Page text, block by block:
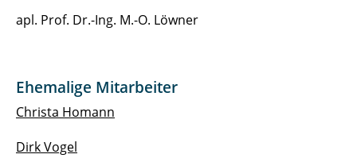
Matti Altmann
Christiane Geller
Markus Gerke
apl. Prof. Dr.-Ing. M.-O. Löwner
Ehemalige Mitarbeiter
Christa Homann
Dirk Vogel